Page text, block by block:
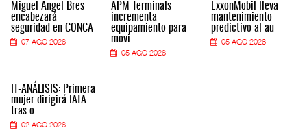
Miguel Ángel Bres
encabezará
seguridad en CONCA
07 AGO 2026
IT-ANÁLISIS: Primera
mujer dirigirá IATA
tras o
02 AGO 2026
APM Terminals
incrementa
equipamiento para
movi
05 AGO 2026
ExxonMobil lleva
mantenimiento
predictivo al au
05 AGO 2026